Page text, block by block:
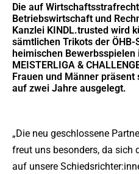
Die auf
Betriebswirtschaft und
Kanzlei KINDL.trusted wird
sämtlichen Trikots der
heimischen Bewerbsspielen
MEISTERLIGA &
Frauen und Männer
auf zwei Jahre ausgelegt.
„Die neu geschlossene
freut uns besonders, da sich
auf unsere